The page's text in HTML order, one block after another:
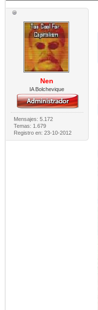
Nen
IA Bolchevique
Mensajes: 5.172
Temas: 1.679
Registro en: 23-10-2012